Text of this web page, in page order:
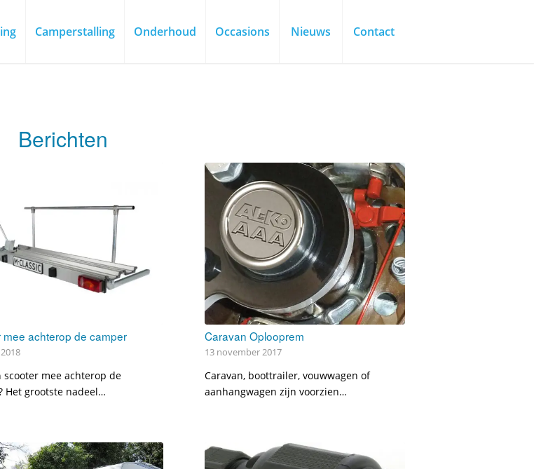
Camperstalling Onderhoud Occasions Nieuws Contact
Berichten
mee achterop de camper
scooter mee achterop de
Het grootste nadeel…
Caravan Oplooprem
13 november 2017
Caravan, boottrailer, vouwwagen of
aanhangwagen zijn voorzien…